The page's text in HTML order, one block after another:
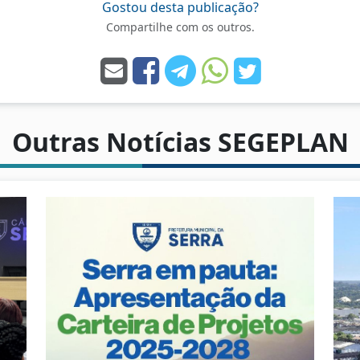
Gostou desta publicação?
Compartilhe com os outros.
Outras Notícias SEGEPLAN